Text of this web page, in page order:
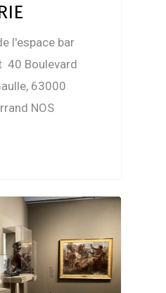
l'espace bar
40 Boulevard
63000
NOS